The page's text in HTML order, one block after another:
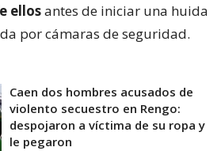
ellosantes de iniciar una huida
por cámaras de seguridad.
Caen dos hombres acusados de
violento secuestro en Rengo:
despojaron a víctima de su ropa y
le pegaron